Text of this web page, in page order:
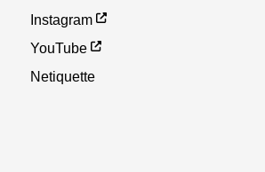
Instagram
YouTube
Netiquette